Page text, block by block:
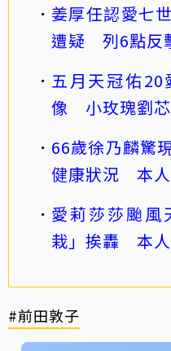
姜厚任認愛七
遭疑 列6點反
五月天冠佑
像 小玫瑰劉芯
66歲徐乃麟驚
健康狀況 本
愛莉莎莎颱風
栽」挨轟 本
#前田敦子